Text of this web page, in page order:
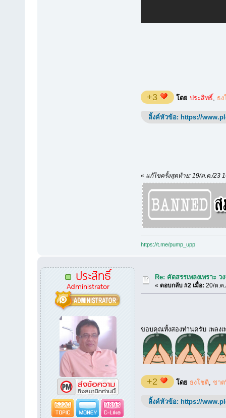
+3 โดย ประสิทธิ์, ธ
ลิ้งค์หัวข้อ: https://
« แก้ไขครั้งสุดท้าย: 19/ต.ค./23
https://t.me/pump_upp
ประสิทธิ์
Administrator
6220
9893
Re: คัดสรรเพลงเพราะ
«ตอบกลับ #2 เมื่อ: 20/ต.ค
ขอบคุณทั้งสองท่านครับ เพลงเ
+2 โดย ธงโชติ, ชาต
ลิ้งค์หัวข้อ: https://